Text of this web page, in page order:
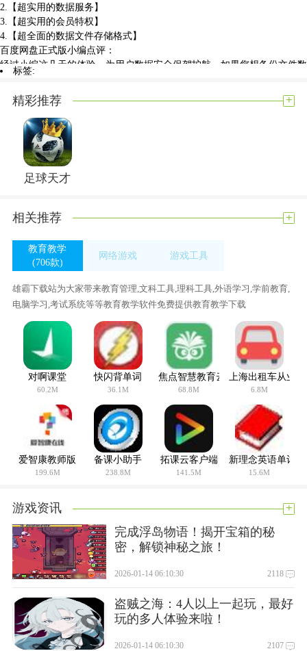
2.【超实用的数据服务】
3.【超实用的会员特权】
4.【超全面的数据文件存储格式】
百度网盘正式版小编点评：
经过小编这几天的体验，为用户数据安全保驾护航。如果您想备份文件数
据、释放手机空间、共享文件或操作，，支持多种数据存储方式，百度网
盘是正确的选择，用户可以随时用它来存储文件数据，非常实用，相信大
家经常为网盘的限速功能而烦恼，今天小编为大家带来了不限速版本，快
下载体验吧！
标签:
精彩推荐 +
足球天才
相关推荐 +
教育教学
(706款)
网络游戏
游戏工具
雄霸下载站为大家带来教育管理,文科工具,理科工具,外语学习,学前教育,
电脑学习,考试系统等等教育教学软件免费提供教育教学下载
对啊课堂
60.2M
快闪背单词
36.1M
焦点智慧教育云平台
68.8M
上海出租车从业
6.8M
爱智康教师版
199.6M
备课小助手
238.8M
拓课云客户端
141.5M
新理念英语单词
15.6M
游戏资讯 +
完成浮岛物语！揭开宝箱的秘
密，解锁神秘之旅！
2026-01-14 06:10:30 2118
盗贼之海：4人以上一起玩，最好
玩的多人体验来啦！
2026-01-14 06:10:30 2107